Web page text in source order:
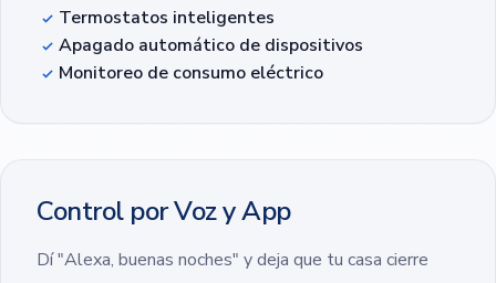
Termostatos inteligentes
Apagado automático de dispositivos
Monitoreo de consumo eléctrico
Control por Voz y App
Dí "Alexa, buenas noches" y deja que tu casa cierre